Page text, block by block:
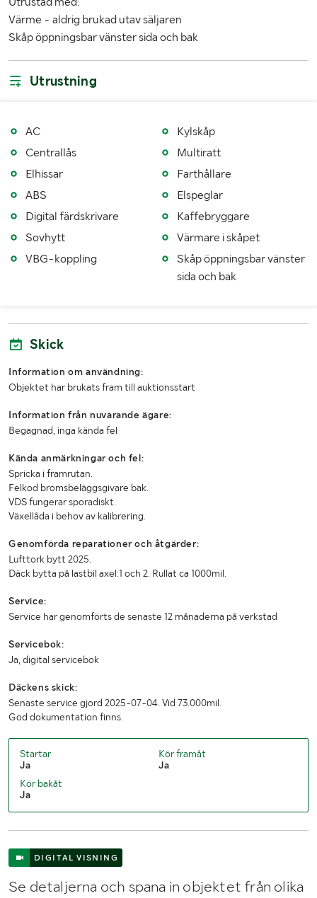
Bredd (mm)
Höjd (mm)
Lastutrymmets längd (mm) 7600
Värme - aldrig brukad utav säljaren
Skåp öppningsbar vänster sida och bak
Utrustning
AC
Centrallås
Elhissar
ABS
Digital färdskrivare
Sovhytt
VBG-koppling
Kylskåp
Multiratt
Farthållare
Elspeglar
Kaffebryggare
Värmare i skåpet
Skåp öppningsbar vänster
sida och bak
Skick
Information om användning:
Objektet har brukats fram till auktionsstart
Information från nuvarande ägare:
Begagnad, inga kända fel
Kända anmärkningar och fel:
Spricka i framrutan.
Felkod bromsbeläggsgivare bak.
VDS fungerar sporadiskt.
Växellåda i behov av kalibrering.
Genomförda reparationer och åtgärder:
Lufttork bytt 2025.
Däck bytta på lastbil axel:1 och 2. Rullat ca 1000mil.
Service:
Service har genomförts de senaste 12 månaderna på verkstad
Servicebok:
Ja, digital servicebok
Däckens skick:
Senaste service gjord 2025-07-04. Vid 73.000mil.
God dokumentation finns.
Startar
Ja
Kör framåt
Ja
Kör bakåt
Ja
DIGITAL VISNING
Se detaljerna och spana in objektet från olika